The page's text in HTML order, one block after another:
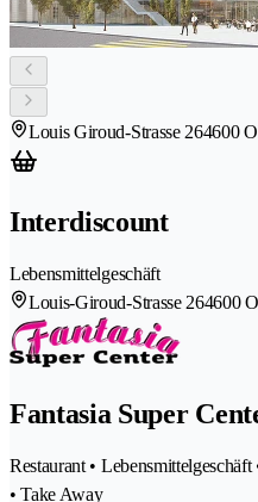
Louis Giroud-Strasse 264600
Interdiscount
Lebensmittelgeschäft
Louis-Giroud-Strasse 264600
Fantasia Super
Restaurant •
• Take Away